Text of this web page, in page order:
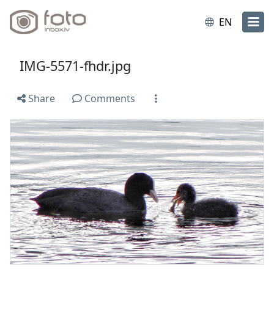
EN
IMG-5571-fhdr.jpg
Share Comments